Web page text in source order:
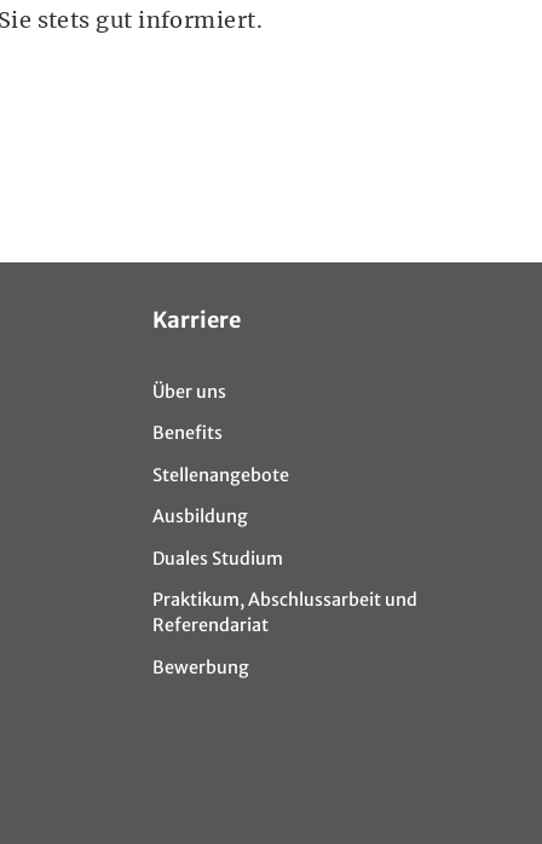
stets gut informiert.
Karriere
Über uns
Benefits
Stellenangebote
Ausbildung
Duales Studium
Praktikum, Abschlussarbeit und
Referendariat
Bewerbung